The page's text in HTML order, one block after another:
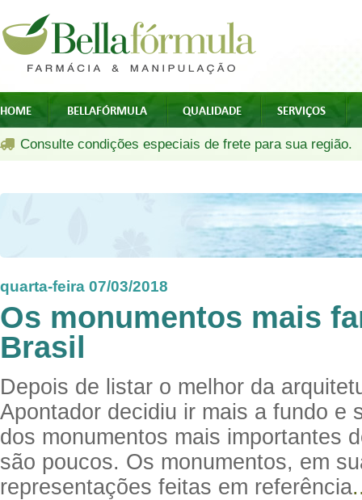
HOME BELLAFÓRMULA QUALIDADE SERVIÇOS
Consulte condições especiais de frete para sua região.
quarta-feira 07/03/2018
Os monumentos mais
Brasil
Depois de listar o melhor da
Apontador decidiu ir mais a fundo e
dos monumentos mais importantes
são poucos. Os monumentos, em
representações feitas em referência